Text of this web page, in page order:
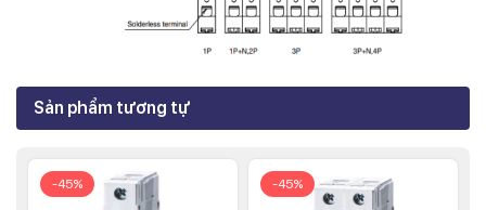
Sản phẩm tương tự
-45% -45%